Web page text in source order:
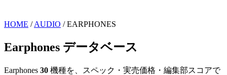
HOME / AUDIO / EARPHONES
Earphones データベース
Earphones 30 機種を、スペック・実売価格・編集部スコアで